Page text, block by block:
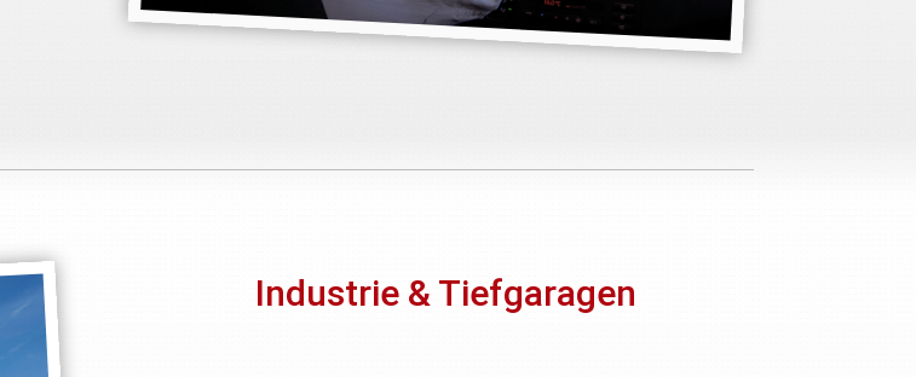
Industrie & Tiefgaragen